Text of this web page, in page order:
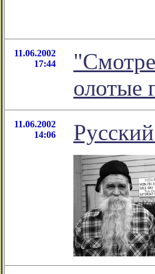
11.06.2002
17:44
олотые
11.06.2002
14:06